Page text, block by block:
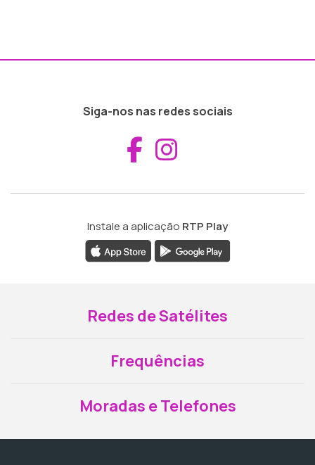
Siga-nos nas redes sociais
Aceder ao
Instale a aplicação RTP Play
Redes de Satélites
Frequências
Moradas e Telefones